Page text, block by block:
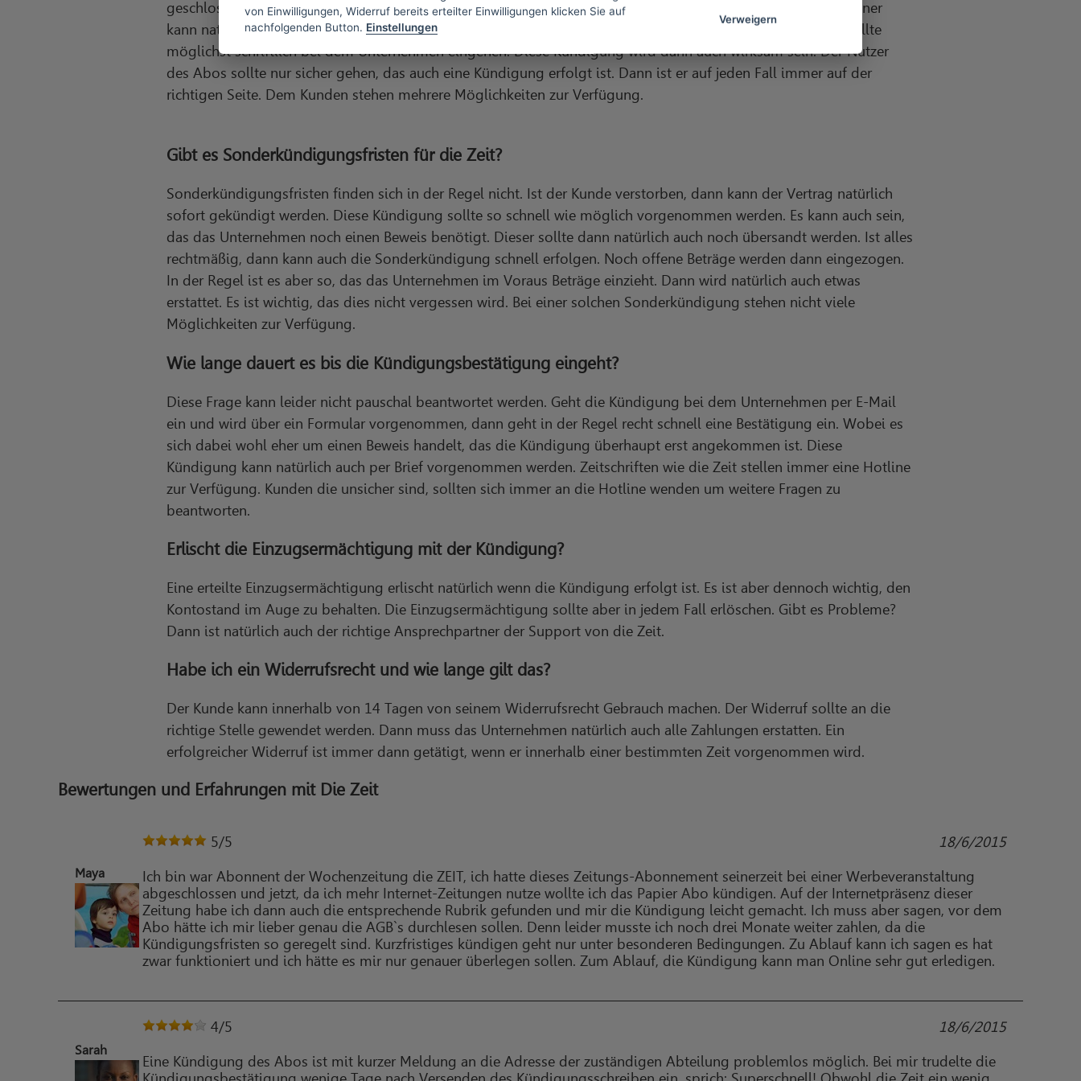
geschlossen? Darin findet sich natürlich auch um welche Zeit die Verlängerung sich handelt. Der Vertragspartner
kann natürlich innerhalb einer bestimmten Frist kündigen und sollte das auch vornehmen. Die Kündigung sollte
möglichst schriftlich bei dem Unternehmen eingehen. Diese Kündigung wird dann auch wirksam sein. Der Nutzer
des Abos sollte nur sicher gehen, das auch eine Kündigung erfolgt ist. Dann ist er auf jeden Fall immer auf der
richtigen Seite. Dem Kunden stehen mehrere Möglichkeiten zur Verfügung.
Gibt es Sonderkündigungsfristen für die Zeit?
Sonderkündigungsfristen finden sich in der Regel nicht. Ist der Kunde verstorben, dann kann der Vertrag natürlich
sofort gekündigt werden. Diese Kündigung sollte so schnell wie möglich vorgenommen werden. Es kann auch sein,
das das Unternehmen noch einen Beweis benötigt. Dieser sollte dann natürlich auch noch übersandt werden. Ist alles
rechtmäßig, dann kann auch die Sonderkündigung schnell erfolgen. Noch offene Beträge werden dann eingezogen.
In der Regel ist es aber so, das das Unternehmen im Voraus Beträge einzieht. Dann wird natürlich auch etwas
erstattet. Es ist wichtig, das dies nicht vergessen wird. Bei einer solchen Sonderkündigung stehen nicht viele
Möglichkeiten zur Verfügung.
Wie lange dauert es bis die Kündigungsbestätigung eingeht?
Diese Frage kann leider nicht pauschal beantwortet werden. Geht die Kündigung bei dem Unternehmen per E-Mail
ein und wird über ein Formular vorgenommen, dann geht in der Regel recht schnell eine Bestätigung ein. Wobei es
sich dabei wohl eher um einen Beweis handelt, das die Kündigung überhaupt erst angekommen ist. Diese
Kündigung kann natürlich auch per Brief vorgenommen werden. Zeitschriften wie die Zeit stellen immer eine Hotline
zur Verfügung. Kunden die unsicher sind, sollten sich immer an die Hotline wenden um weitere Fragen zu
beantworten.
Erlischt die Einzugsermächtigung mit der Kündigung?
Eine erteilte Einzugsermächtigung erlischt natürlich wenn die Kündigung erfolgt ist. Es ist aber dennoch wichtig, den
Kontostand im Auge zu behalten. Die Einzugsermächtigung sollte aber in jedem Fall erlöschen. Gibt es Probleme?
Dann ist natürlich auch der richtige Ansprechpartner der Support von die Zeit.
Habe ich ein Widerrufsrecht und wie lange gilt das?
Der Kunde kann innerhalb von 14 Tagen von seinem Widerrufsrecht Gebrauch machen. Der Widerruf sollte an die
richtige Stelle gewendet werden. Dann muss das Unternehmen natürlich auch alle Zahlungen erstatten. Ein
erfolgreicher Widerruf ist immer dann getätigt, wenn er innerhalb einer bestimmten Zeit vorgenommen wird.
Bewertungen und Erfahrungen mit Die Zeit
Maya
5/5 18/6/2015
Ich bin war Abonnent der Wochenzeitung die ZEIT, ich hatte dieses Zeitungs-Abonnement seinerzeit bei einer Werbeveranstaltung
abgeschlossen und jetzt, da ich mehr Internet-Zeitungen nutze wollte ich das Papier Abo kündigen. Auf der Internetpräsenz dieser
Zeitung habe ich dann auch die entsprechende Rubrik gefunden und mir die Kündigung leicht gemacht. Ich muss aber sagen, vor dem
Abo hätte ich mir lieber genau die AGB`s durchlesen sollen. Denn leider musste ich noch drei Monate weiter zahlen, da die
Kündigungsfristen so geregelt sind. Kurzfristiges kündigen geht nur unter besonderen Bedingungen. Zu Ablauf kann ich sagen es hat
zwar funktioniert und ich hätte es mir nur genauer überlegen sollen. Zum Ablauf, die Kündigung kann man Online sehr gut erledigen.
Sarah
4/5 18/6/2015
Eine Kündigung des Abos ist mit kurzer Meldung an die Adresse der zuständigen Abteilung problemlos möglich. Bei mir trudelte die
von Einwilligungen, Widerruf bereits erteilter Einwilligungen klicken Sie auf
nachfolgenden Button. Einstellungen
Verweigern